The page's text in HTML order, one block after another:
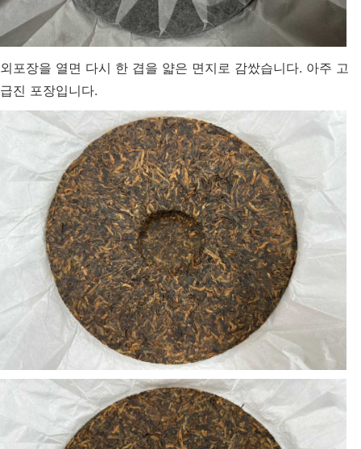
외포장을 열면 다시 한 겹을 얇은 면지로 감쌌습니다. 아주 고
급진 포장입니다.